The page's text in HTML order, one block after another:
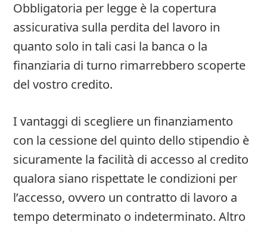
Obbligatoria per legge è la copertura
assicurativa sulla perdita del lavoro in
quanto solo in tali casi la banca o la
finanziaria di turno rimarrebbero scoperte
del vostro credito.
I vantaggi di scegliere un finanziamento
con la cessione del quinto dello stipendio è
sicuramente la facilità di accesso al credito
qualora siano rispettate le condizioni per
l’accesso, ovvero un contratto di lavoro a
tempo determinato o indeterminato. Altro